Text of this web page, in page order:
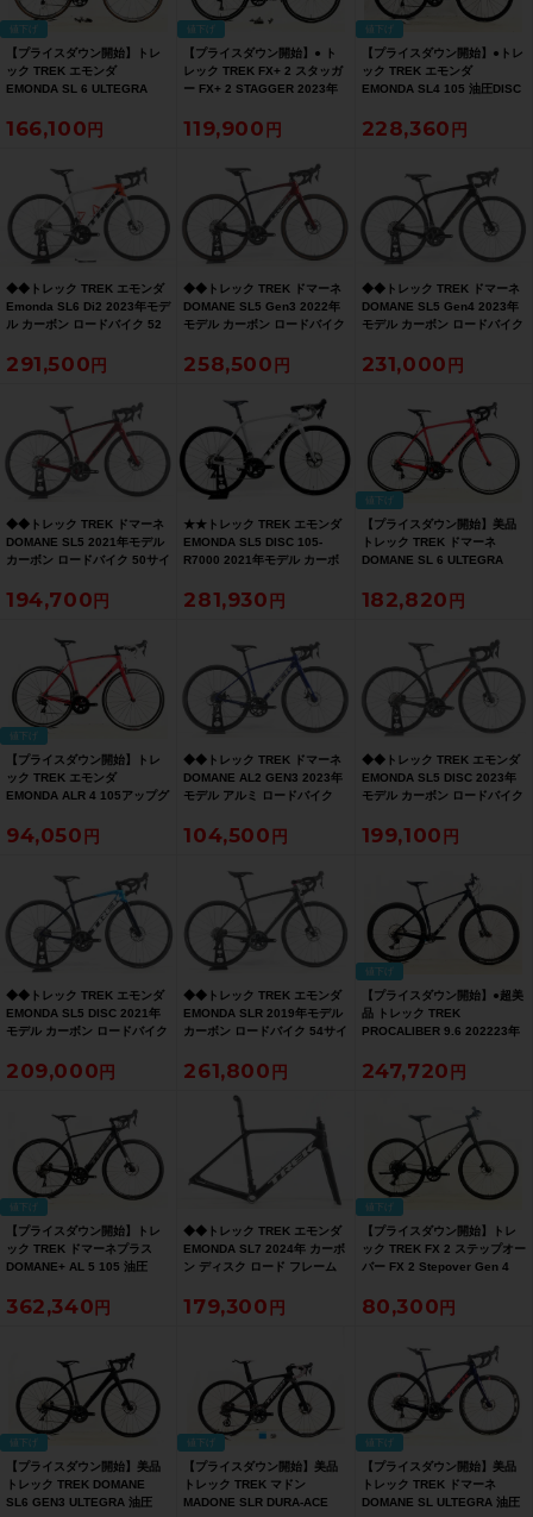
値下げ
【プライスダウン開始】トレ
ック TREK エモンダ
EMONDA SL 6 ULTEGRA
54サイズ マットトレックブラ
ック/グロストレックブラック
166,100
値下げ
【プライスダウン開始】● ト
レック TREK FX+ 2 スタッガ
ー FX+ 2 STAGGER 2023年
動アシスト自転車 Sサイズ サ
テントレックブラック 【お買
119,900
値下げ
【プライスダウン開始】●トレ
ック TREK エモンダ
EMONDA SL4 105 油圧DISC
56サイズ トレックホワイト/ク
イックシルバー【お買い得
228,360
◆◆トレック TREK エモンダ
Emonda SL6 Di2 2023年モデ
ル カーボン ロードバイク 52
R7150 2x12速（サイクルパラ
ダイス大阪より配送）
291,500
◆◆トレック TREK ドマーネ
DOMANE SL5 Gen3 2022年
モデル カーボン ロードバイク
R7000 2x11速（サイクルパラ
ダイス大阪より配送）
258,500
◆◆トレック TREK ドマーネ
DOMANE SL5 Gen4 2023年
モデル カーボン ロードバイク
R7000 2x11速（サイクルパラ
ダイス大阪より配送）
231,000
◆◆トレック TREK ドマーネ
DOMANE SL5 2021年モデル
カーボン ロードバイク 50サイ
ィスクブレーキ（サイクルパ
ラダイス大阪より配送）
194,700
★★トレック TREK エモンダ
EMONDA SL5 DISC 105-
R7000 2021年モデル カーボ
2×11速 シルバー（サイクルパ
ラダイス山口より配送)
281,930
値下げ
【プライスダウン開始】美品
トレック TREK ドマーネ
DOMANE SL 6 ULTEGRA
56サイズ ヴァイパーレッド/オ
ニキスカーボン【お買い得
182,820
値下げ
【プライスダウン開始】トレ
ック TREK エモンダ
EMONDA ALR 4 105アップグ
56サイズ ヴァイパーレッド/ト
レックブラック【お買い得
94,050
◆◆トレック TREK ドマーネ
DOMANE AL2 GEN3 2023年
モデル アルミ ロードバイク
R2000 2x8速（サイクルパラ
ダイス大阪より配送）
104,500
◆◆トレック TREK エモンダ
EMONDA SL5 DISC 2023年
モデル カーボン ロードバイク
R7000 2x11速（サイクルパラ
ダイス大阪より配送）
199,100
◆◆トレック TREK エモンダ
EMONDA SL5 DISC 2021年
モデル カーボン ロードバイク
R7000 2x11速（サイクルパラ
ダイス大阪より配送）
209,000
◆◆トレック TREK エモンダ
EMONDA SLR 2019年モデル
カーボン ロードバイク 54サイ
R9100 2x11速（サイクルパラ
ダイス大阪より配送）
261,800
値下げ
【プライスダウン開始】●超美
品 トレック TREK
PROCALIBER 9.6 202223年
バイク Boost規格 Lサイズ ブ
ルーカーボンスモーク 【お買
247,720
値下げ
【プライスダウン開始】トレ
ック TREK ドマーネプラス
DOMANE+ AL 5 105 油圧
電動アシスト自転車 54サイズ
トレックブラック ☆【お買い
362,340
◆◆トレック TREK エモンダ
EMONDA SL7 2024年 カーボ
ン ディスク ロード フレーム
ルーアクスル 700C（サイクル
パラダイス大阪より配送）
179,300
値下げ
【プライスダウン開始】トレ
ック TREK FX 2 ステップオー
バー FX 2 Stepover Gen 4
スバイク Lサイズ カーボンダ
ークグレー 【お買い得
80,300
値下げ
【プライスダウン開始】美品
トレック TREK DOMANE
SL6 GEN3 ULTEGRA 油圧
値下げ
【プライスダウン開始】美品
トレック TREK マドン
MADONE SLR DURA-ACE
値下げ
【プライスダウン開始】美品
トレック TREK ドマーネ
DOMANE SL ULTEGRA 油圧